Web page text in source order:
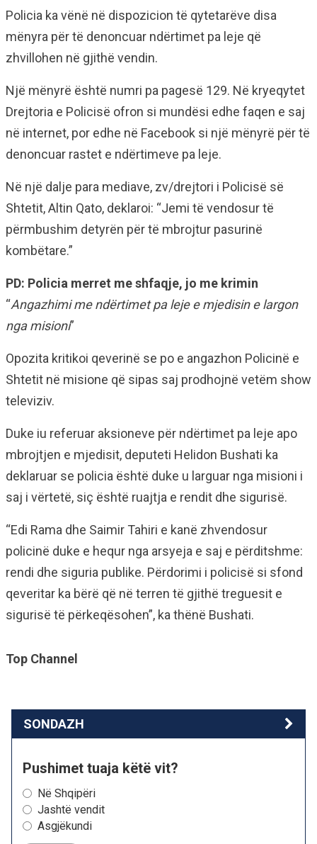
Policia ka vënë në dispozicion të qytetarëve disa
mënyra për të denoncuar ndërtimet pa leje që
zhvillohen në gjithë vendin.
Një mënyrë është numri pa pagesë 129. Në kryeqytet
Drejtoria e Policisë ofron si mundësi edhe faqen e saj
në internet, por edhe në Facebook si një mënyrë për të
denoncuar rastet e ndërtimeve pa leje.
Në një dalje para mediave, zv/drejtori i Policisë së
Shtetit, Altin Qato, deklaroi: “Jemi të vendosur të
përmbushim detyrën për të mbrojtur pasurinë
kombëtare.”
PD: Policia merret me shfaqje, jo me krimin
“Angazhimi me ndërtimet pa leje e mjedisin e largon
nga misioni”
Opozita kritikoi qeverinë se po e angazhon Policinë e
Shtetit në misione që sipas saj prodhojnë vetëm show
televiziv.
Duke iu referuar aksioneve për ndërtimet pa leje apo
mbrojtjen e mjedisit, deputeti Helidon Bushati ka
deklaruar se policia është duke u larguar nga misioni i
saj i vërtetë, siç është ruajtja e rendit dhe sigurisë.
“Edi Rama dhe Saimir Tahiri e kanë zhvendosur
policinë duke e hequr nga arsyeja e saj e përditshme:
rendi dhe siguria publike. Përdorimi i policisë si sfond
qeveritar ka bërë që në terren të gjithë treguesit e
sigurisë të përkeqësohen”, ka thënë Bushati.
Top Channel
SONDAZH
Pushimet tuaja këtë vit?
Në Shqipëri
Jashtë vendit
Asgjëkundi